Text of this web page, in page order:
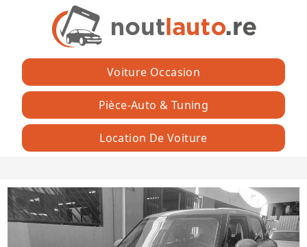
Voiture Occasion
Pièce-Auto & Tuning
Location De Voiture